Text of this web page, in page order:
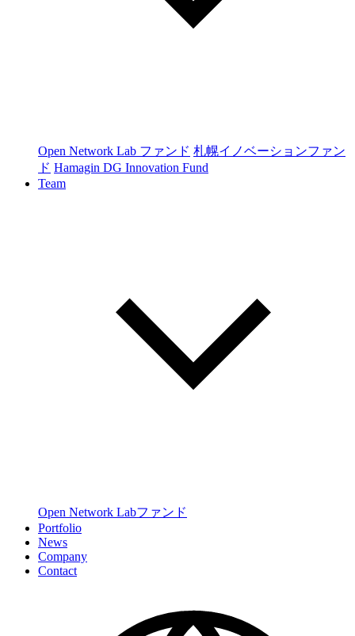
Open Network Lab ファンド 札幌イノベーションファン
ド Hamagin DG Innovation Fund
Team
Open Network Labファンド
Portfolio
News
Company
Contact